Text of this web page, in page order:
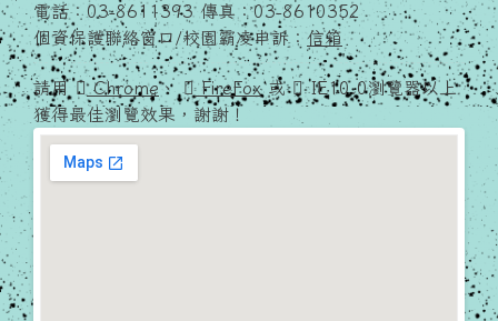
電話：03-8611393 傳真：03-8610352
個資保護聯絡窗口/校園霸凌申訴： 信箱
請用 Chrome、 FireFox或
IE10.0瀏覽器以上
獲得最佳瀏覽效果，謝謝！